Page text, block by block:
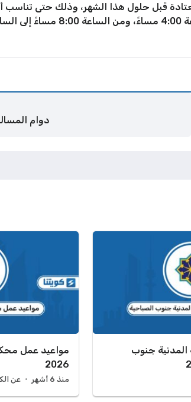
عن ساعات العمل المعتادة قبل حلول هذا الشهر، وذلك
دوام المسالخ في
المدنية جنوب
مواعيد عمل
2026
منذ 6 أشهر عن